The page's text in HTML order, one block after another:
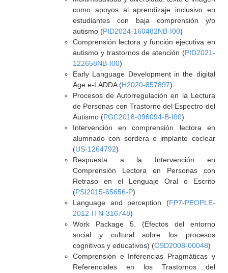
como apoyos al aprendizaje inclusivo en
estudiantes con baja comprensión y/o
autismo (PID2024-160482NB-I00)
Comprensión lectora y función ejecutiva en
autismo y trastornos de atención (PID2021-
122658NB-I00)
Early Language Development in the digital
Age e-LADDA (H2020-857897)
Procesos de Autorregulación en la Lectura
de Personas con Trastorno del Espectro del
Autismo (PGC2018-096094-B-I00)
Intervención en comprensión lectora en
alumnado con sordera e implante coclear
(US-1264792)
Respuesta a la Intervención en
Comprensión Lectora en Personas con
Retraso en el Lenguaje Oral o Escrito
(PSI2015-65656-P)
Language and perception (FP7-PEOPLE-
2012-ITN-316748)
Work Package 5. (Efectos del entorno
social y cultural sobre los procesos
cognitivos y educativos) (CSD2008-00048)
Comprensión e Inferencias Pragmáticas y
Referenciales en los Trastornos del